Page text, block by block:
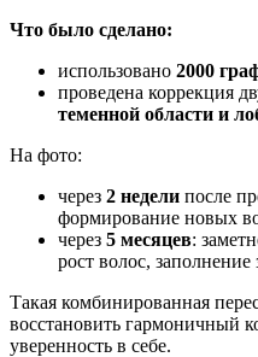
Что было сделано:
использовано 2000
проведена коррекция
теменной области и
На фото:
через 2 недели после
формирование новых
через 5 месяцев:
рост волос, заполнение
Такая комбинированная
восстановить гармоничный
уверенность в себе.